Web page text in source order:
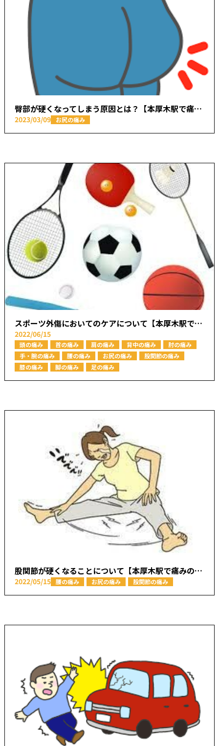
臀部が硬くなってしまう原因とは？【本厚木駅で痛みの原因を取り除く あかつき整骨院】
2023/03/09 お尻の痛み
スポーツ外傷においてのケアについて【本厚木駅で痛みの原因を取り除く あかつき整骨院】
2022/06/15
頭の痛み 首の痛み 肩の痛み 背中の痛み
肘の痛み
手・腕の痛み
腰の痛み お尻の痛み
股関節の痛み
膝の痛み
脚の痛み 足の痛み
股関節が硬くなることについて【本厚木駅で痛みの原因を取り除く あかつき整骨院】
2022/05/15 腰の痛み お尻の痛み 股関節の痛み